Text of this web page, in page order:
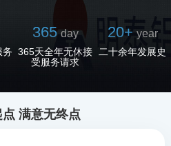
务
365 day
365天全年无休接
受服务请求
20+ year
二十余年发展史
满意无终点